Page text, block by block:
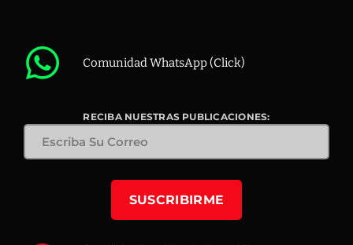
Comunidad WhatsApp (Click)
RECIBA NUESTRAS PUBLICACIONES: